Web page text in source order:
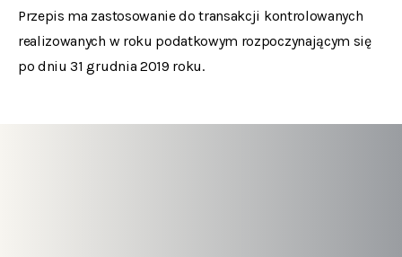
Przepis ma zastosowanie do transakcji kontrolowanych
realizowanych w roku podatkowym rozpoczynającym się
po dniu 31 grudnia 2019 roku.